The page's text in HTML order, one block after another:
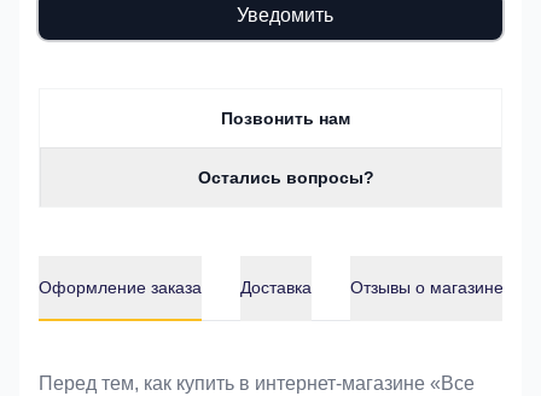
Уведомить
Позвонить нам
Остались вопросы?
Оформление заказа Доставка Отзывы о магазине
Оформление заказа
Перед тем, как купить в интернет-магазине «Bce